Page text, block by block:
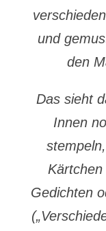
und
den
Das sieht
Innen
Gedichten